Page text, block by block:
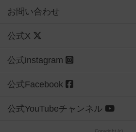
お問い合わせ
公式X
公式instagram
公式Facebook
公式YouTubeチャンネル
Copyright (c)